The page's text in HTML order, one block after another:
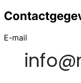
E-mail